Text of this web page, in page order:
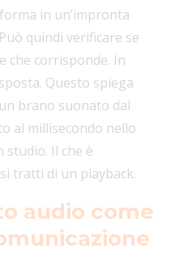
in un’impronta
quindi verificare se
che corrisponde. In
Questo spiega
brano suonato dal
al millisecondo nello
studio. Il che è
tratti di un playback.
audio come